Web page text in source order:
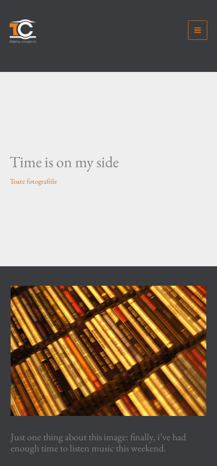
content
Time is on my side
Toate fotografiile
Just one thing about this image: finally, i’ve had
enough time to listen music this weekend.